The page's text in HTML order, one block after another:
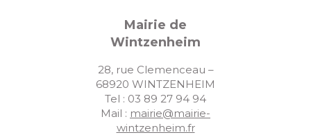
Mairie de
Wintzenheim
28, rue Clemenceau –
68920 WINTZENHEIM
Tel : 03 89 27 94 94
Mail : mairie@mairie-
wintzenheim.fr